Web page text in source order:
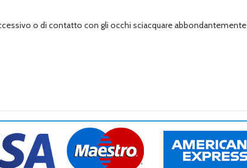
o di contatto con gli occhi sciacquare